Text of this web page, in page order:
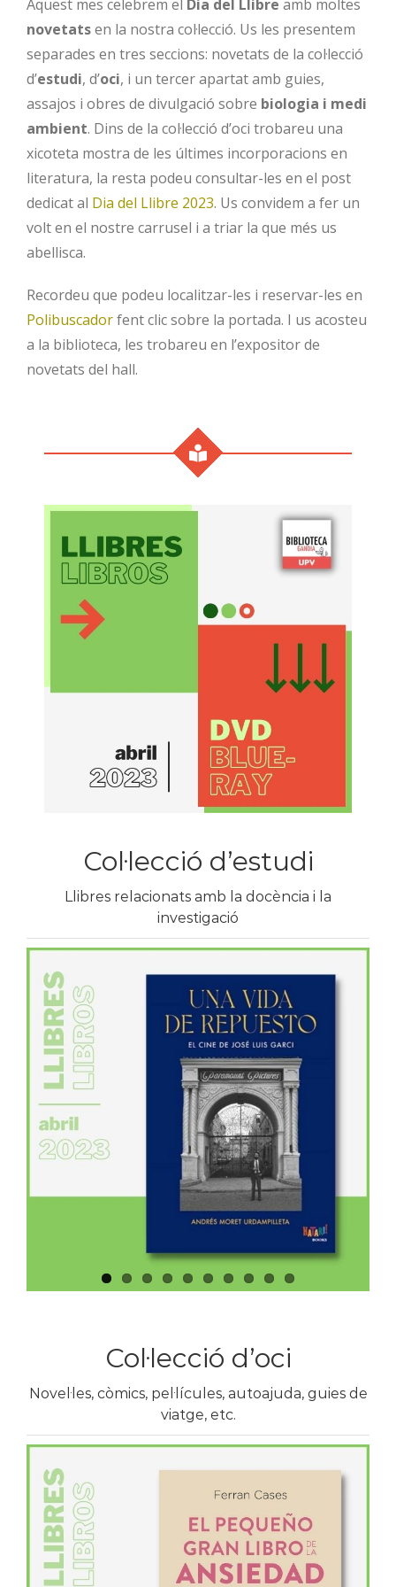
Aquest mes celebrem el Dia del Llibre amb moltes
novetatsen la nostra col·lecció. Us les presentem
separades en tres seccions: novetats de la col·lecció
d’estudi, d’oci, i un tercer apartat amb guies,
assajos i obres de divulgació sobre biologia i medi
ambient. Dins de la col·lecció d’oci trobareu una
xicoteta mostra de les últimes incorporacions en
literatura, la resta podeu consultar-les en el post
dedicat al Dia del Llibre 2023. Us convidem a fer un
volt en el nostre carrusel i a triar la que més us
abellisca.
Recordeu que podeu localitzar-les i reservar-les en
Polibuscadorfent clic sobre la portada. I us acosteu
a la biblioteca, les trobareu en l’expositor de
novetats del hall.
Col·lecció d’estudi
Llibres relacionats amb la docència i la
investigació
Col·lecció d’oci
Novel·les, còmics, pel·lícules, autoajuda, guies de
viatge, etc.